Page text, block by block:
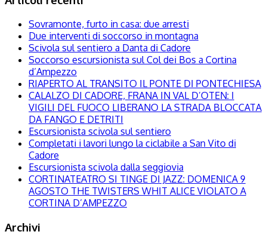
Sovramonte, furto in casa: due arresti
Due interventi di soccorso in montagna
Scivola sul sentiero a Danta di Cadore
Soccorso escursionista sul Col dei Bos a Cortina
d’Ampezzo
RIAPERTO AL TRANSITO IL PONTE DI PONTECHIESA
CALALZO DI CADORE, FRANA IN VAL D’OTEN: I
VIGILI DEL FUOCO LIBERANO LA STRADA BLOCCATA
DA FANGO E DETRITI
Escursionista scivola sul sentiero
Completati i lavori lungo la ciclabile a San Vito di
Cadore
Escursionista scivola dalla seggiovia
CORTINATEATRO SI TINGE DI JAZZ: DOMENICA 9
AGOSTO THE TWISTERS WHIT ALICE VIOLATO A
CORTINA D’AMPEZZO
Archivi